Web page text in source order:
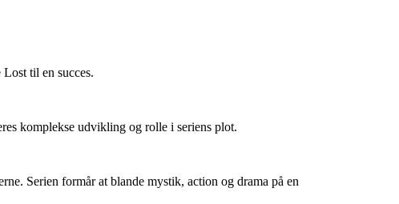
til en succes.
komplekse udvikling og rolle i seriens plot.
Serien formår at blande mystik, action og drama på en